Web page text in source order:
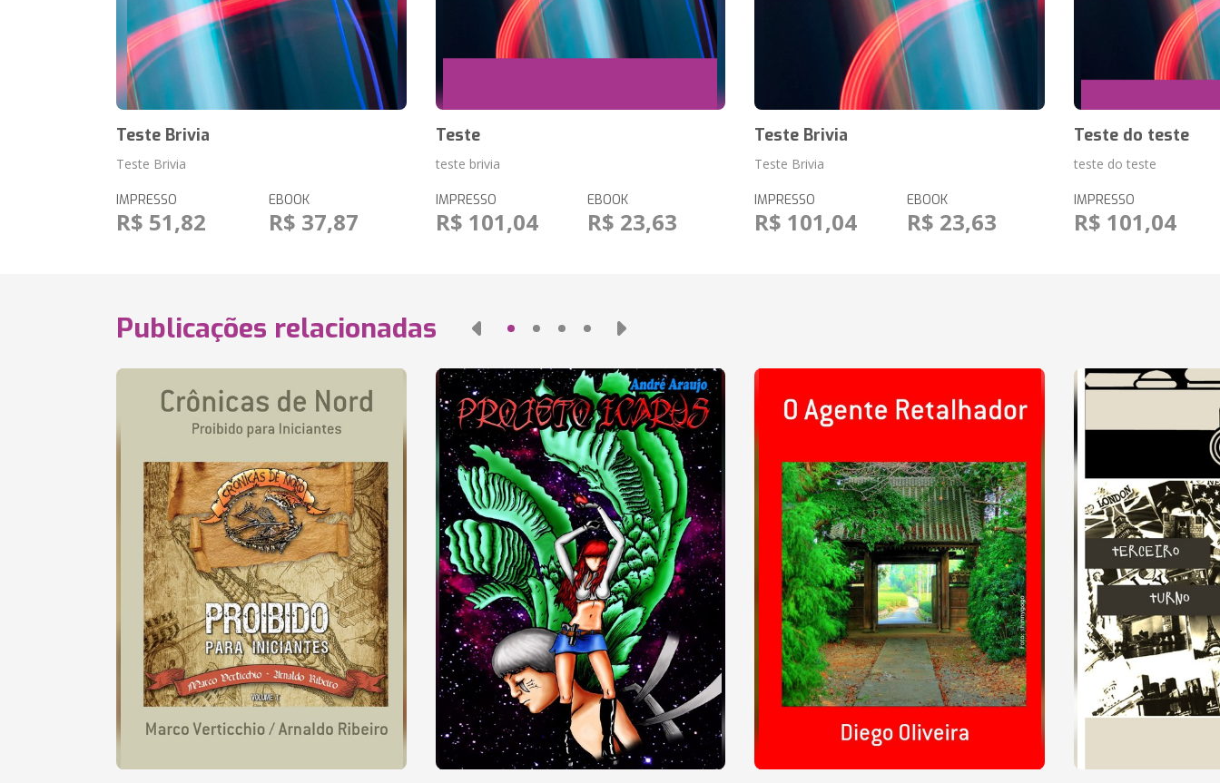
Teste Brivia
Teste Brivia
IMPRESSO
R$ 51,82
EBOOK
R$ 37,87
Teste
teste brivia
IMPRESSO
R$ 101,04
EBOOK
R$ 23,63
Teste Brivia
Teste Brivia
IMPRESSO
R$ 101,04
EBOOK
R$ 23,63
Teste do teste
teste do teste
IMPRESSO
R$ 101,04
Publicações relacionadas